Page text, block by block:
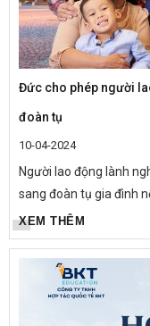
Đức cho phép người
đoàn tụ
10-04-2024
Người lao động lành
sang đoàn tụ gia đình
định.
XEM THÊM